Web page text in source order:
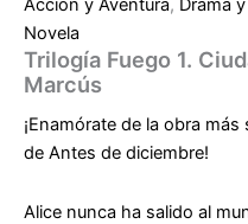
Acción y Aventura, Drama
Novela
Trilogía Fuego 1.
Marcús
¡Enamórate de la obra
de Antes de diciembre!
Alice nunca ha salido al